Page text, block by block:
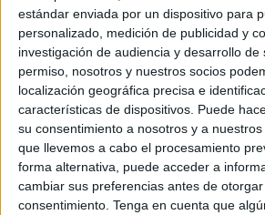
estándar enviada por un dispositivo para
personalizado, medición de publicidad y
investigación de audiencia y desarrollo de
permiso, nosotros y nuestros socios
localización geográfica precisa e
características de dispositivos. Puede
su consentimiento a nosotros y a
que llevemos a cabo el procesamiento
forma alternativa, puede acceder a
cambiar sus preferencias antes de
consentimiento. Tenga en cuenta que
El Gobierno de la Ciudadhan
sobre los avances de la campañade
pavimento más importante acometida
Ceuta que está ejecutando la
Turismo, actuaciones a las que se ha
inversión superior a los 4 millones de
Al respecto, han señalado que los